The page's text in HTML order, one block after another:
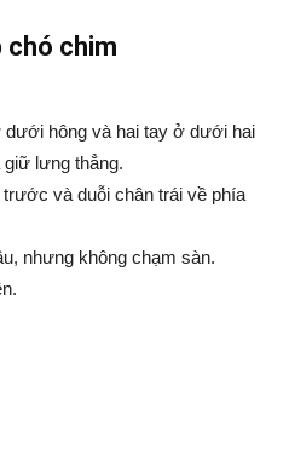
chó chim
dưới hông và hai tay ở dưới hai
lưng thẳng.
và duỗi chân trái về phía
nhưng không chạm sàn.